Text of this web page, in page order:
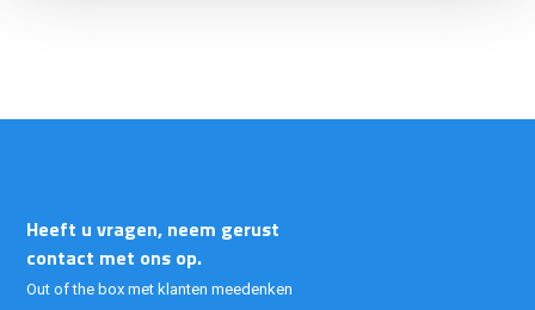
Heeft u vragen, neem gerust
contact met ons op.
Out of the box met klanten meedenken